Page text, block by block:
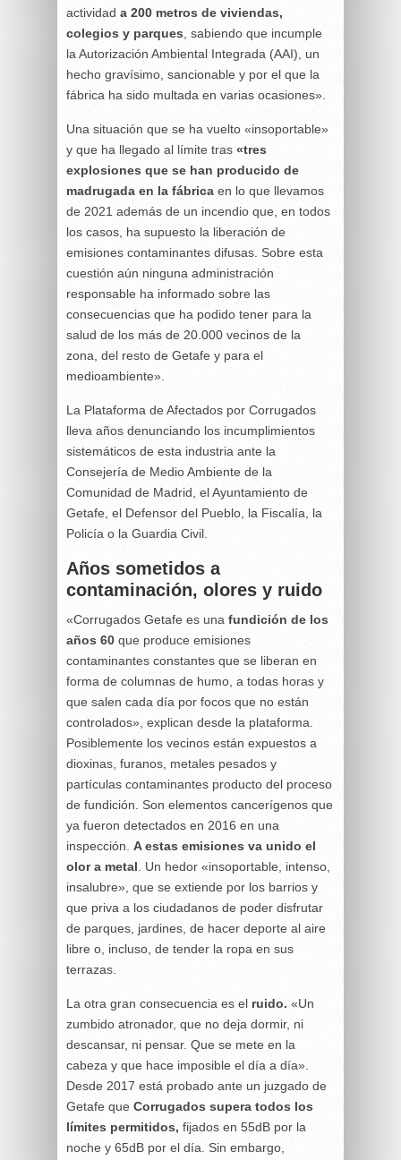
actividad a 200 metros de viviendas,
colegios y parques , sabiendo que incumple
la Autorización Ambiental Integrada (AAI), un
hecho gravísimo, sancionable y por el que la
fábrica ha sido multada en varias ocasiones».
Una situación que se ha vuelto «insoportable»
y que ha llegado al límite tras «tres
explosiones que se han producido de
madrugada en la fábrica en lo que llevamos
de 2021 además de un incendio que, en todos
los casos, ha supuesto la liberación de
emisiones contaminantes difusas. Sobre esta
cuestión aún ninguna administración
responsable ha informado sobre las
consecuencias que ha podido tener para la
salud de los más de 20.000 vecinos de la
zona, del resto de Getafe y para el
medioambiente».
La Plataforma de Afectados por Corrugados
lleva años denunciando los incumplimientos
sistemáticos de esta industria ante la
Consejería de Medio Ambiente de la
Comunidad de Madrid, el Ayuntamiento de
Getafe, el Defensor del Pueblo, la Fiscalía, la
Policía o la Guardia Civil.
Años sometidos a
contaminación, olores y ruido
«Corrugados Getafe es una fundición de los
años 60 que produce emisiones
contaminantes constantes que se liberan en
forma de columnas de humo, a todas horas y
que salen cada día por focos que no están
controlados», explican desde la plataforma.
Posiblemente los vecinos están expuestos a
dioxinas, furanos, metales pesados y
partículas contaminantes producto del proceso
de fundición. Son elementos cancerígenos que
ya fueron detectados en 2016 en una
inspección. A estas emisiones va unido el
olor a metal . Un hedor «insoportable, intenso,
insalubre», que se extiende por los barrios y
que priva a los ciudadanos de poder disfrutar
de parques, jardines, de hacer deporte al aire
libre o, incluso, de tender la ropa en sus
terrazas.
La otra gran consecuencia es el ruido. «Un
zumbido atronador, que no deja dormir, ni
descansar, ni pensar. Que se mete en la
cabeza y que hace imposible el día a día».
Desde 2017 está probado ante un juzgado de
Getafe que Corrugados supera todos los
límites permitidos, fijados en 55dB por la
noche y 65dB por el día. Sin embargo,